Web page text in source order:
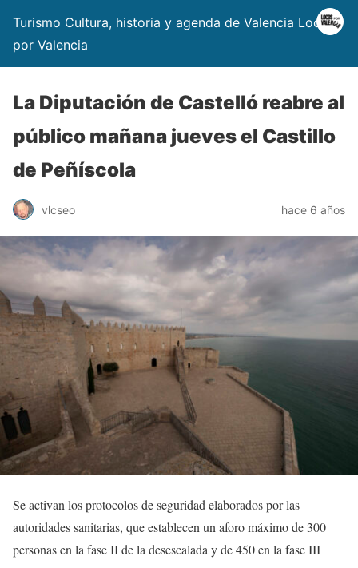
Turismo Cultura, historia y agenda de Valencia Locos
por Valencia
La Diputación de Castelló reabre al
público mañana jueves el Castillo
de Peñíscola
vlcseo hace 6 años
Se activan los protocolos de seguridad elaborados por las
autoridades sanitarias, que establecen un aforo máximo de 300
personas en la fase II de la desescalada y de 450 en la fase III